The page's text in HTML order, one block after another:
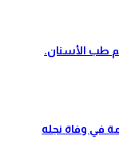
طب الأسنان.
في وفاة نجله